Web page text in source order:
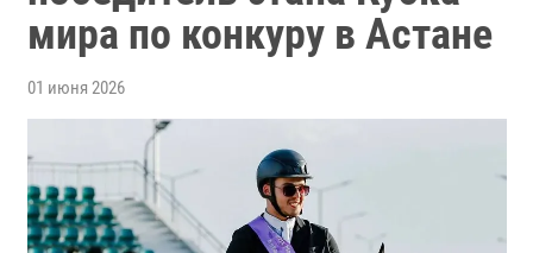
мира по конкуру в Астане
01 июня 2026